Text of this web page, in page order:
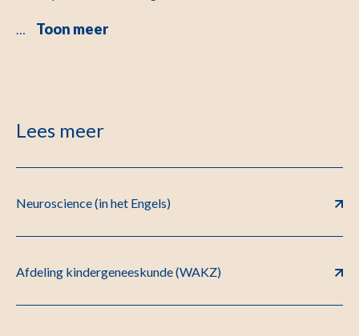
… Toon meer
Lees meer
Neuroscience (in het Engels)
Afdeling kindergeneeskunde (WAKZ)